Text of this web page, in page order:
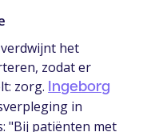
het
zodat er
zorg.
Ingeborg
in
"Bij patiënten met